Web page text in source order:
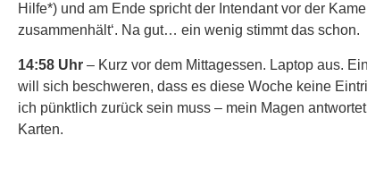
Hilfe*) und am Ende spricht der Intendant vor der
zusammenhält‘. Na gut… ein wenig stimmt das schon.
14:58 Uhr – Kurz vor dem Mittagessen. Laptop aus.
will sich beschweren, dass es diese Woche keine
ich pünktlich zurück sein muss – mein Magen
Karten.